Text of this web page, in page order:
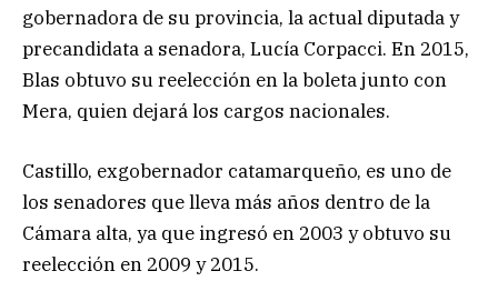
gobernadora de su provincia, la actual diputada y
precandidata a senadora, Lucía Corpacci. En 2015,
Blas obtuvo su reelección en la boleta junto con
Mera, quien dejará los cargos nacionales.
Castillo, exgobernador catamarqueño, es uno de
los senadores que lleva más años dentro de la
Cámara alta, ya que ingresó en 2003 y obtuvo su
reelección en 2009 y 2015.